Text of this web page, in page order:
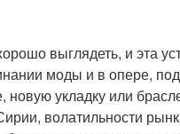
выглядеть, и эта
моды и в опере,
укладку или
волатильности